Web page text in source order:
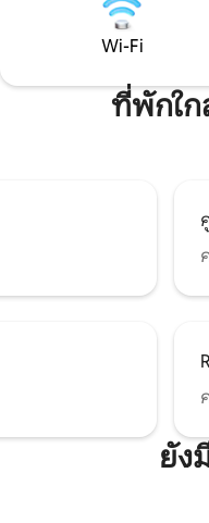
ร้าน
พชร
หาร
บ
มีชื่อ
ที่มี
เป็นมิตรกับเด็กแล
เด็กและเพื่อนสี่ขา
Wi-Fi
ที่พักใก
ยัง